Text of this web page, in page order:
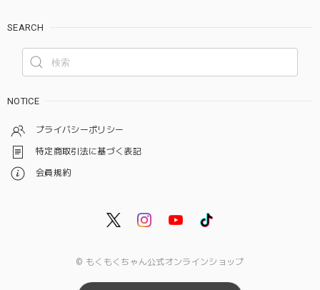
SEARCH
NOTICE
プライバシーポリシー
特定商取引法に基づく表記
会員規約
© もくもくちゃん公式オンラインショップ